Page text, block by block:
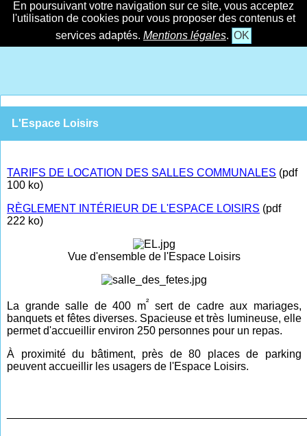
En poursuivant votre navigation sur ce site, vous acceptez
l'utilisation de cookies pour vous proposer des contenus et
services adaptés. Mentions légales. OK
L'Espace Loisirs
TARIFS DE LOCATION DES SALLES COMMUNALES (pdf
100 ko)
RÈGLEMENT INTÉRIEUR DE L'ESPACE LOISIRS (pdf
222 ko)
Vue d'ensemble de l'Espace Loisirs
La grande salle de 400 m² sert de cadre aux mariages,
banquets et fêtes diverses. Spacieuse et très lumineuse, elle
permet d'accueillir environ 250 personnes pour un repas.
À proximité du bâtiment, près de 80 places de parking
peuvent accueillir les usagers de l'Espace Loisirs.